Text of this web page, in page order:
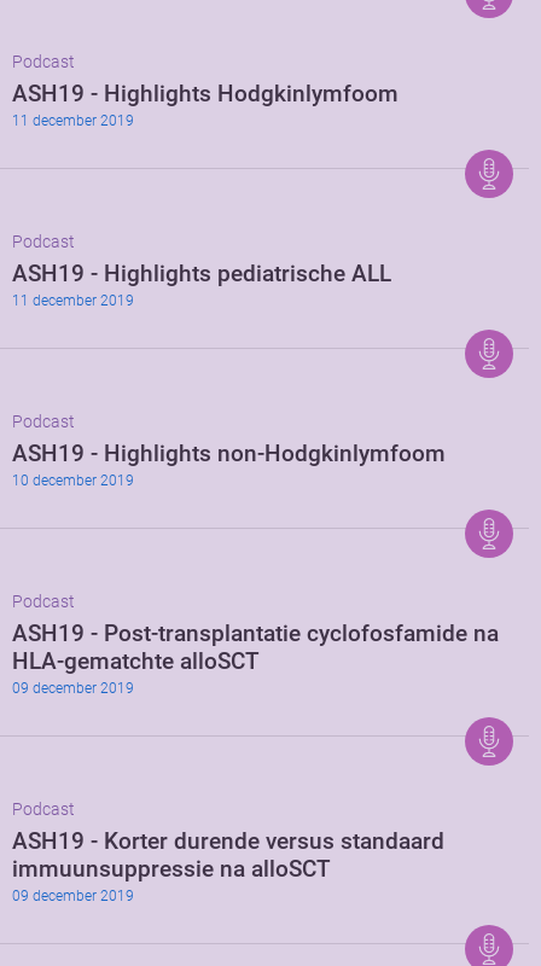
Podcast
ASH19 - Highlights Hodgkinlymfoom
11 december 2019
Podcast
ASH19 - Highlights pediatrische ALL
11 december 2019
Podcast
ASH19 - Highlights non-Hodgkinlymfoom
10 december 2019
Podcast
ASH19 - Post-transplantatie cyclofosfamide na
HLA-gematchte alloSCT
09 december 2019
Podcast
ASH19 - Korter durende versus standaard
immuunsuppressie na alloSCT
09 december 2019